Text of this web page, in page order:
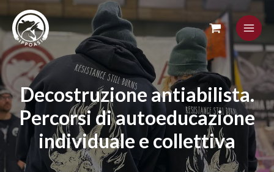
to
content
Decostruzione antiabilista.
Percorsi di autoeducazione
individuale e collettiva